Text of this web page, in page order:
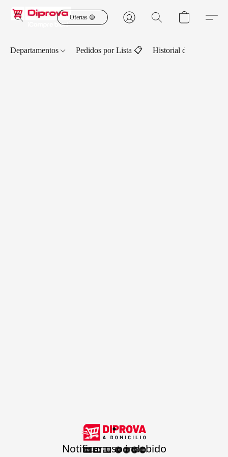
Ofertas 🟡
Departamentos Pedidos por Lista 📋 Historial de Pedidos
.
Notificar uso indebido